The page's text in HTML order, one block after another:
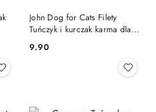
John Dog for Cats Filety
Tuńczyk i kurczak karma dla
Cena:
9.90